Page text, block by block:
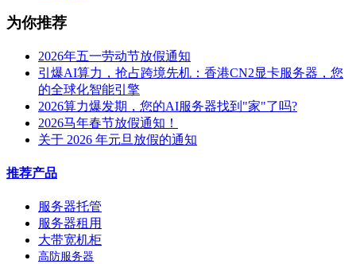
为你推荐
2026年五一劳动节放假通知
引爆AI算力，抢占跨境先机：香港CN2显卡服务器，您
的全球化智能引擎
2026算力爆发期，您的AI服务器找到"家"了吗?
2026马年春节放假通知！
关于 2026 年元旦放假的通知
推荐产品
服务器托管
服务器租用
大带宽机柜
高防服务器